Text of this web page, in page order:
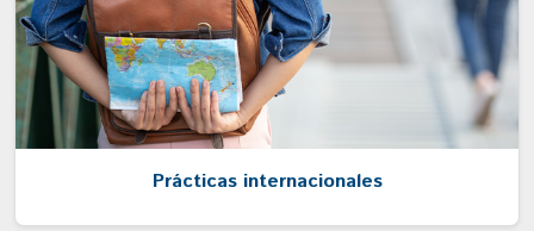
Prácticas internacionales